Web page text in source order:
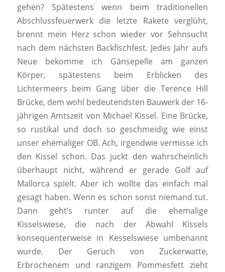
gehen? Spätestens wenn beim traditionellen
Abschlussfeuerwerk die letzte Rakete verglüht,
brennt mein Herz schon wieder vor Sehnsucht
nach dem nächsten Backfischfest. Jedes Jahr aufs
Neue bekomme ich Gänsepelle am ganzen
Körper, spätestens beim Erblicken des
Lichtermeers beim Gang über die Terence Hill
Brücke, dem wohl bedeutendsten Bauwerk der 16-
jährigen Amtszeit von Michael Kissel. Eine Brücke,
so rustikal und doch so geschmeidig wie einst
unser ehemaliger OB. Ach, irgendwie vermisse ich
den Kissel schon. Das juckt den wahrscheinlich
überhaupt nicht, während er gerade Golf auf
Mallorca spielt. Aber ich wollte das einfach mal
gesagt haben. Wenn es schon sonst niemand tut.
Dann geht’s runter auf die ehemalige
Kisselswiese, die nach der Abwahl Kissels
konsequenterweise in Kesselswiese umbenannt
wurde. Der Geruch von Zuckerwatte,
Erbrochenem und ranzigem Pommesfett zieht